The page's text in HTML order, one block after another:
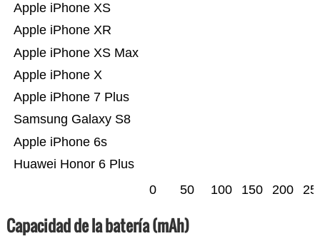
Huawei Honor 6 Plus
Apple iPhone 6s
Samsung Galaxy S8
Apple iPhone 7 Plus
Apple iPhone X
Apple iPhone XS Max
Apple iPhone XR
Apple iPhone XS
0 50 100 150 200
Capacidad de la batería (mAh)